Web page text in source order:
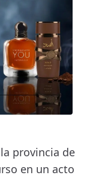
provincia de
en un acto